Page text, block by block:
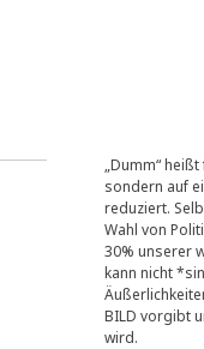
„Dumm“
sondern auf
reduziert.
Wahl von
30% unserer
kann nicht
BILD vorgibt
wird.